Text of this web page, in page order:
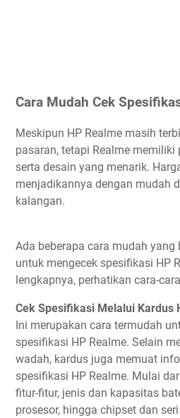
Cara Mudah Cek
Meskipun HP Realme masih
pasaran, tetapi Realme
serta desain yang menarik.
menjadikannya dengan mudah
kalangan.
Ada beberapa cara mudah yang
untuk mengecek spesifikasi HP
lengkapnya, perhatikan cara-
Cek Spesifikasi Melalui Kardus
Ini merupakan cara termudah
spesifikasi HP Realme. Selain
wadah, kardus juga memuat
spesifikasi HP Realme. Mulai
fitur-fitur, jenis dan kapasitas
prosesor, hingga chipset dan